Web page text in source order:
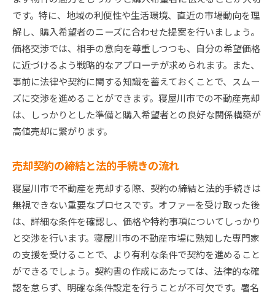
です。特に、地域の利便性や生活環境、直近の市場動向を理
解し、購入希望者のニーズに合わせた提案を行いましょう。
価格交渉では、相手の意向を尊重しつつも、自分の希望価格
に近づけるよう戦略的なアプローチが求められます。また、
事前に法律や契約に関する知識を蓄えておくことで、スムー
ズに交渉を進めることができます。寝屋川市での不動産売却
は、しっかりとした準備と購入希望者との良好な関係構築が
高値売却に繋がります。
売却契約の締結と法的手続きの流れ
寝屋川市で不動産を売却する際、契約の締結と法的手続きは
無視できない重要なプロセスです。オファーを受け取った後
は、詳細な条件を確認し、価格や特約事項についてしっかり
と交渉を行います。寝屋川市の不動産市場に熟知した専門家
の支援を受けることで、より有利な条件で契約を進めること
ができるでしょう。契約書の作成にあたっては、法律的な確
認を怠らず、明確な条件設定を行うことが不可欠です。署名